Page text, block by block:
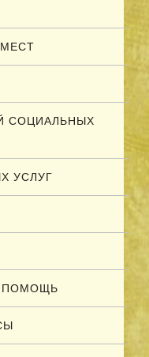
СОЦИАЛЬНЫХ
УСЛУГ
ПОМОЩЬ